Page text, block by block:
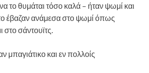
το θυμάται τόσο καλά – ήταν ψωμί και
έβαζαν ανάμεσα στο ψωμί όπως
στο σάντουϊτς.
μπαγιάτικο και εν πολλοίς